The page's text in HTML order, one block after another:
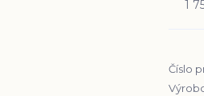
1
Číslo